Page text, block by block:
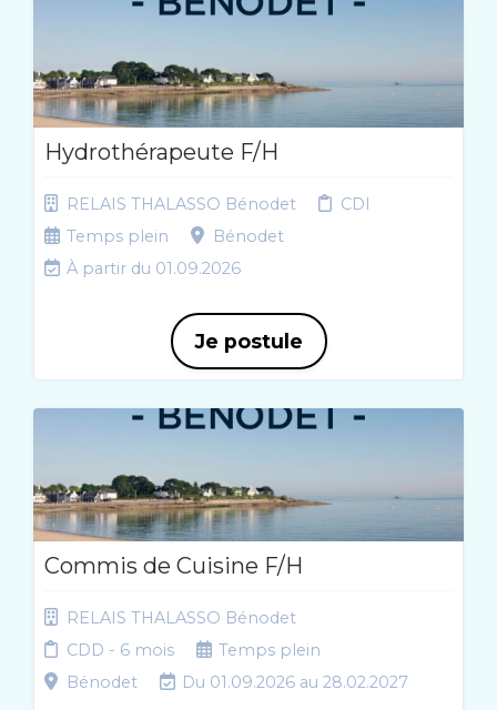
Hydrothérapeute F/H
RELAIS THALASSO Bénodet
CDI
Temps plein
Bénodet
À partir du 01.09.2026
Je postule
Commis de Cuisine F/H
RELAIS THALASSO Bénodet
CDD - 6 mois
Temps plein
Bénodet
Du 01.09.2026 au 28.02.2027